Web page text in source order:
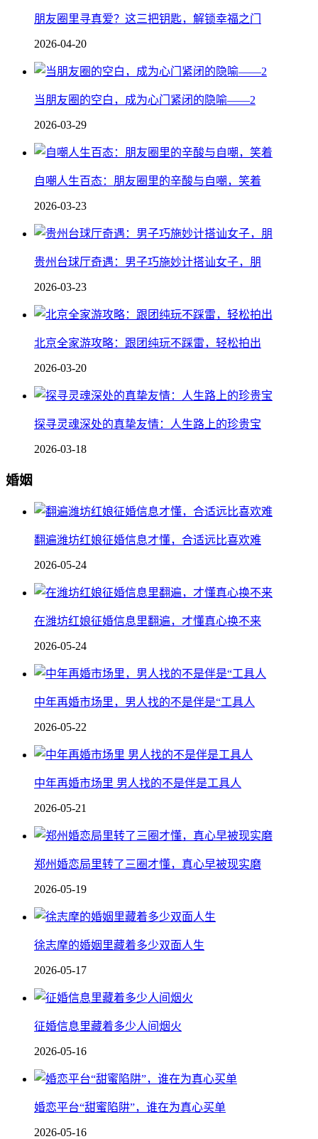
朋友圈里寻真爱？这三把钥匙，解锁幸福之门
2026-04-20
当朋友圈的空白，成为心门紧闭的隐喻——2
2026-03-29
自嘲人生百态：朋友圈里的辛酸与自嘲，笑着
2026-03-23
贵州台球厅奇遇：男子巧施妙计搭讪女子，朋
2026-03-23
北京全家游攻略：跟团纯玩不踩雷，轻松拍出
2026-03-20
探寻灵魂深处的真挚友情：人生路上的珍贵宝
2026-03-18
婚姻
翻遍潍坊红娘征婚信息才懂，合适远比喜欢难
2026-05-24
在潍坊红娘征婚信息里翻遍，才懂真心换不来
2026-05-24
中年再婚市场里，男人找的不是伴是“工具人
2026-05-22
中年再婚市场里 男人找的不是伴是工具人
2026-05-21
郑州婚恋局里转了三圈才懂，真心早被现实磨
2026-05-19
徐志摩的婚姻里藏着多少双面人生
2026-05-17
征婚信息里藏着多少人间烟火
2026-05-16
婚恋平台“甜蜜陷阱”，谁在为真心买单
2026-05-16